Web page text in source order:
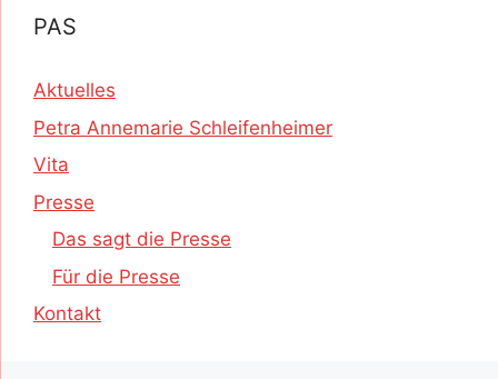
PAS
Aktuelles
Petra Annemarie Schleifenheimer
Vita
Presse
Das sagt die Presse
Für die Presse
Kontakt